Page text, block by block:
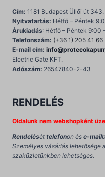
Cím: 1181 Budapest Üllői út 343.
Nyitvatartás: Hétfő – Péntek
Árukiadás: Hétfő – Péntek 9:00
Telefonszám: (+36 1) 205 41 66
E-mail cím:
Electric Gate KFT.
Adószám: 26547840-2-43
RENDELÉS
Oldalunk nem webshopként
Rendelését telefonon és e-mail
Személyes vásárlás lehetősége
szaküzletünkben lehetséges.